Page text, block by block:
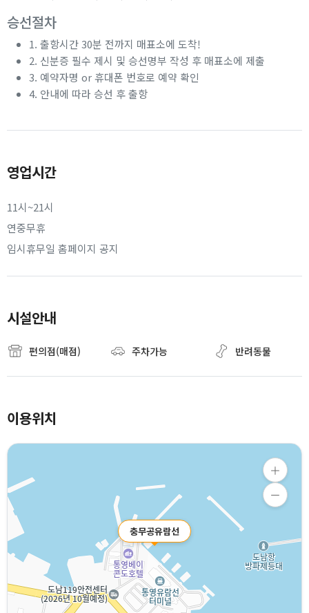
승선절차
1. 출항시간 30분 전까지 매표소에 도착!
2. 신분증 필수 제시 및 승선명부 작성 후 매표소에 제출
3. 예약자명 or 휴대폰 번호로 예약 확인
4. 안내에 따라 승선 후 출항
영업시간
11시~21시
연중무휴
임시휴무일 홈페이지 공지
시설안내
편의점(매점) 주차가능 반려동물
이용위치
충무공유람선